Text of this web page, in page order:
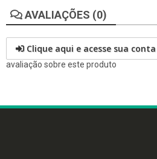
AVALIAÇÕES (0)
Clique aqui e acesse sua conta
avaliação sobre este produto